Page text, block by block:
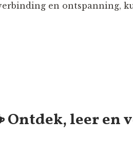
en ontspanning,
Ontdek, leer en